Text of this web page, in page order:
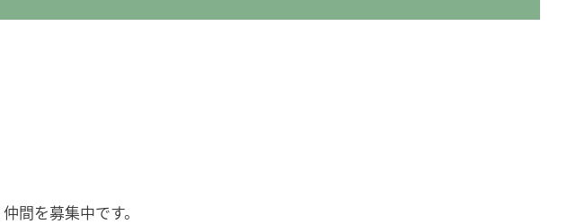
仲間を募集中です。